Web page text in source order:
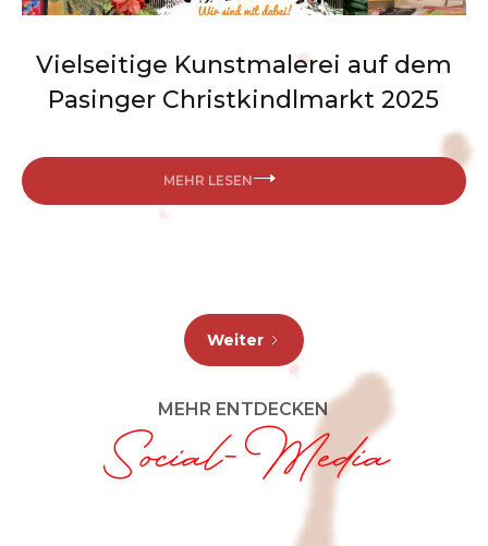
MEHR ENTDECKEN
Social-Media
Vielseitige Kunstmalerei auf dem
Pasinger Christkindlmarkt 2025
MEHR LESEN
Weiter